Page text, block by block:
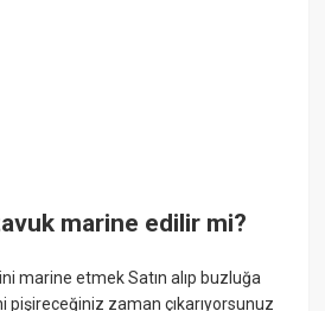
marine edilir mi?
marine etmek Satın alıp buzluğa
pişireceğiniz zaman çıkarıyorsunuz